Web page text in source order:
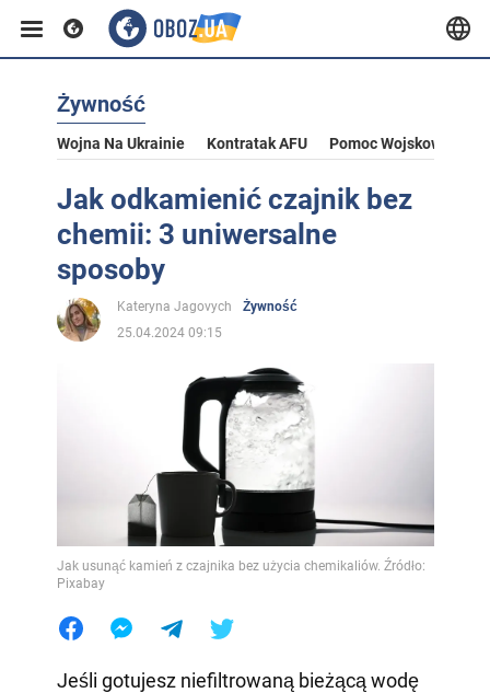
Żywność
Wojna Na Ukrainie Kontratak AFU Pomoc Wojskowa Dla
Jak odkamienić czajnik bez
chemii: 3 uniwersalne
sposoby
Kateryna Jagovych
Żywność
25.04.2024 09:15
Jak usunąć kamień z czajnika bez użycia chemikaliów. Źródło:
Pixabay
Jeśli gotujesz niefiltrowaną bieżącą wodę